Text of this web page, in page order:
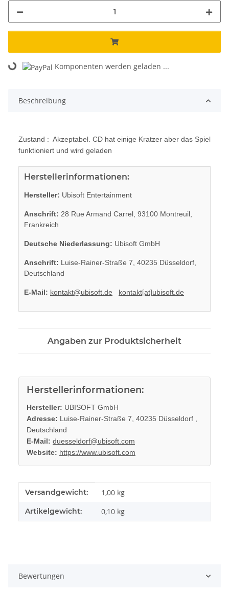
Loading... Komponenten werden geladen ...
Beschreibung
Zustand : Akzeptabel. CD hat einige Kratzer aber das Spiel
funktioniert und wird geladen
Herstellerinformationen:
Hersteller: Ubisoft Entertainment
Anschrift: 28 Rue Armand Carrel, 93100 Montreuil,
Frankreich
Deutsche Niederlassung: Ubisoft GmbH
Anschrift: Luise-Rainer-Straße 7, 40235 Düsseldorf,
Deutschland
E-Mail: kontakt@ubisoft.de kontakt[at]ubisoft.de
Angaben zur Produktsicherheit
Herstellerinformationen:
Hersteller: UBISOFT GmbH
Adresse: Luise-Rainer-Straße 7, 40235 Düsseldorf ,
Deutschland
E-Mail: duesseldorf@ubisoft.com
Website: https://www.ubisoft.com
Produkteigenschaft
Wert
Versandgewicht: 1,00 kg
Artikelgewicht: 0,10 kg
Bewertungen